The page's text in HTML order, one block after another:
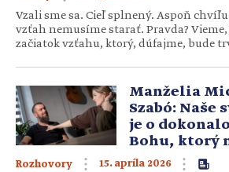
Vzali sme sa. Cieľ splnený. Aspoň
vzťah nemusíme starať. Pravda? Vieme,
začiatok vzťahu, ktorý, dúfajme, bude
vstúpia činitele zvané deti. Ako to však
Ponúkame overené tipy. Možno […]
Manželia
Szabó: Naše
je o
Bohu, ktorý
úplného dna
Rozhovory 15. apríla 2026